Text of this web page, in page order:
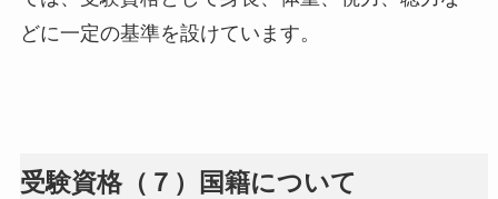
どに一定の基準を設けています。
受験資格（７）国籍について